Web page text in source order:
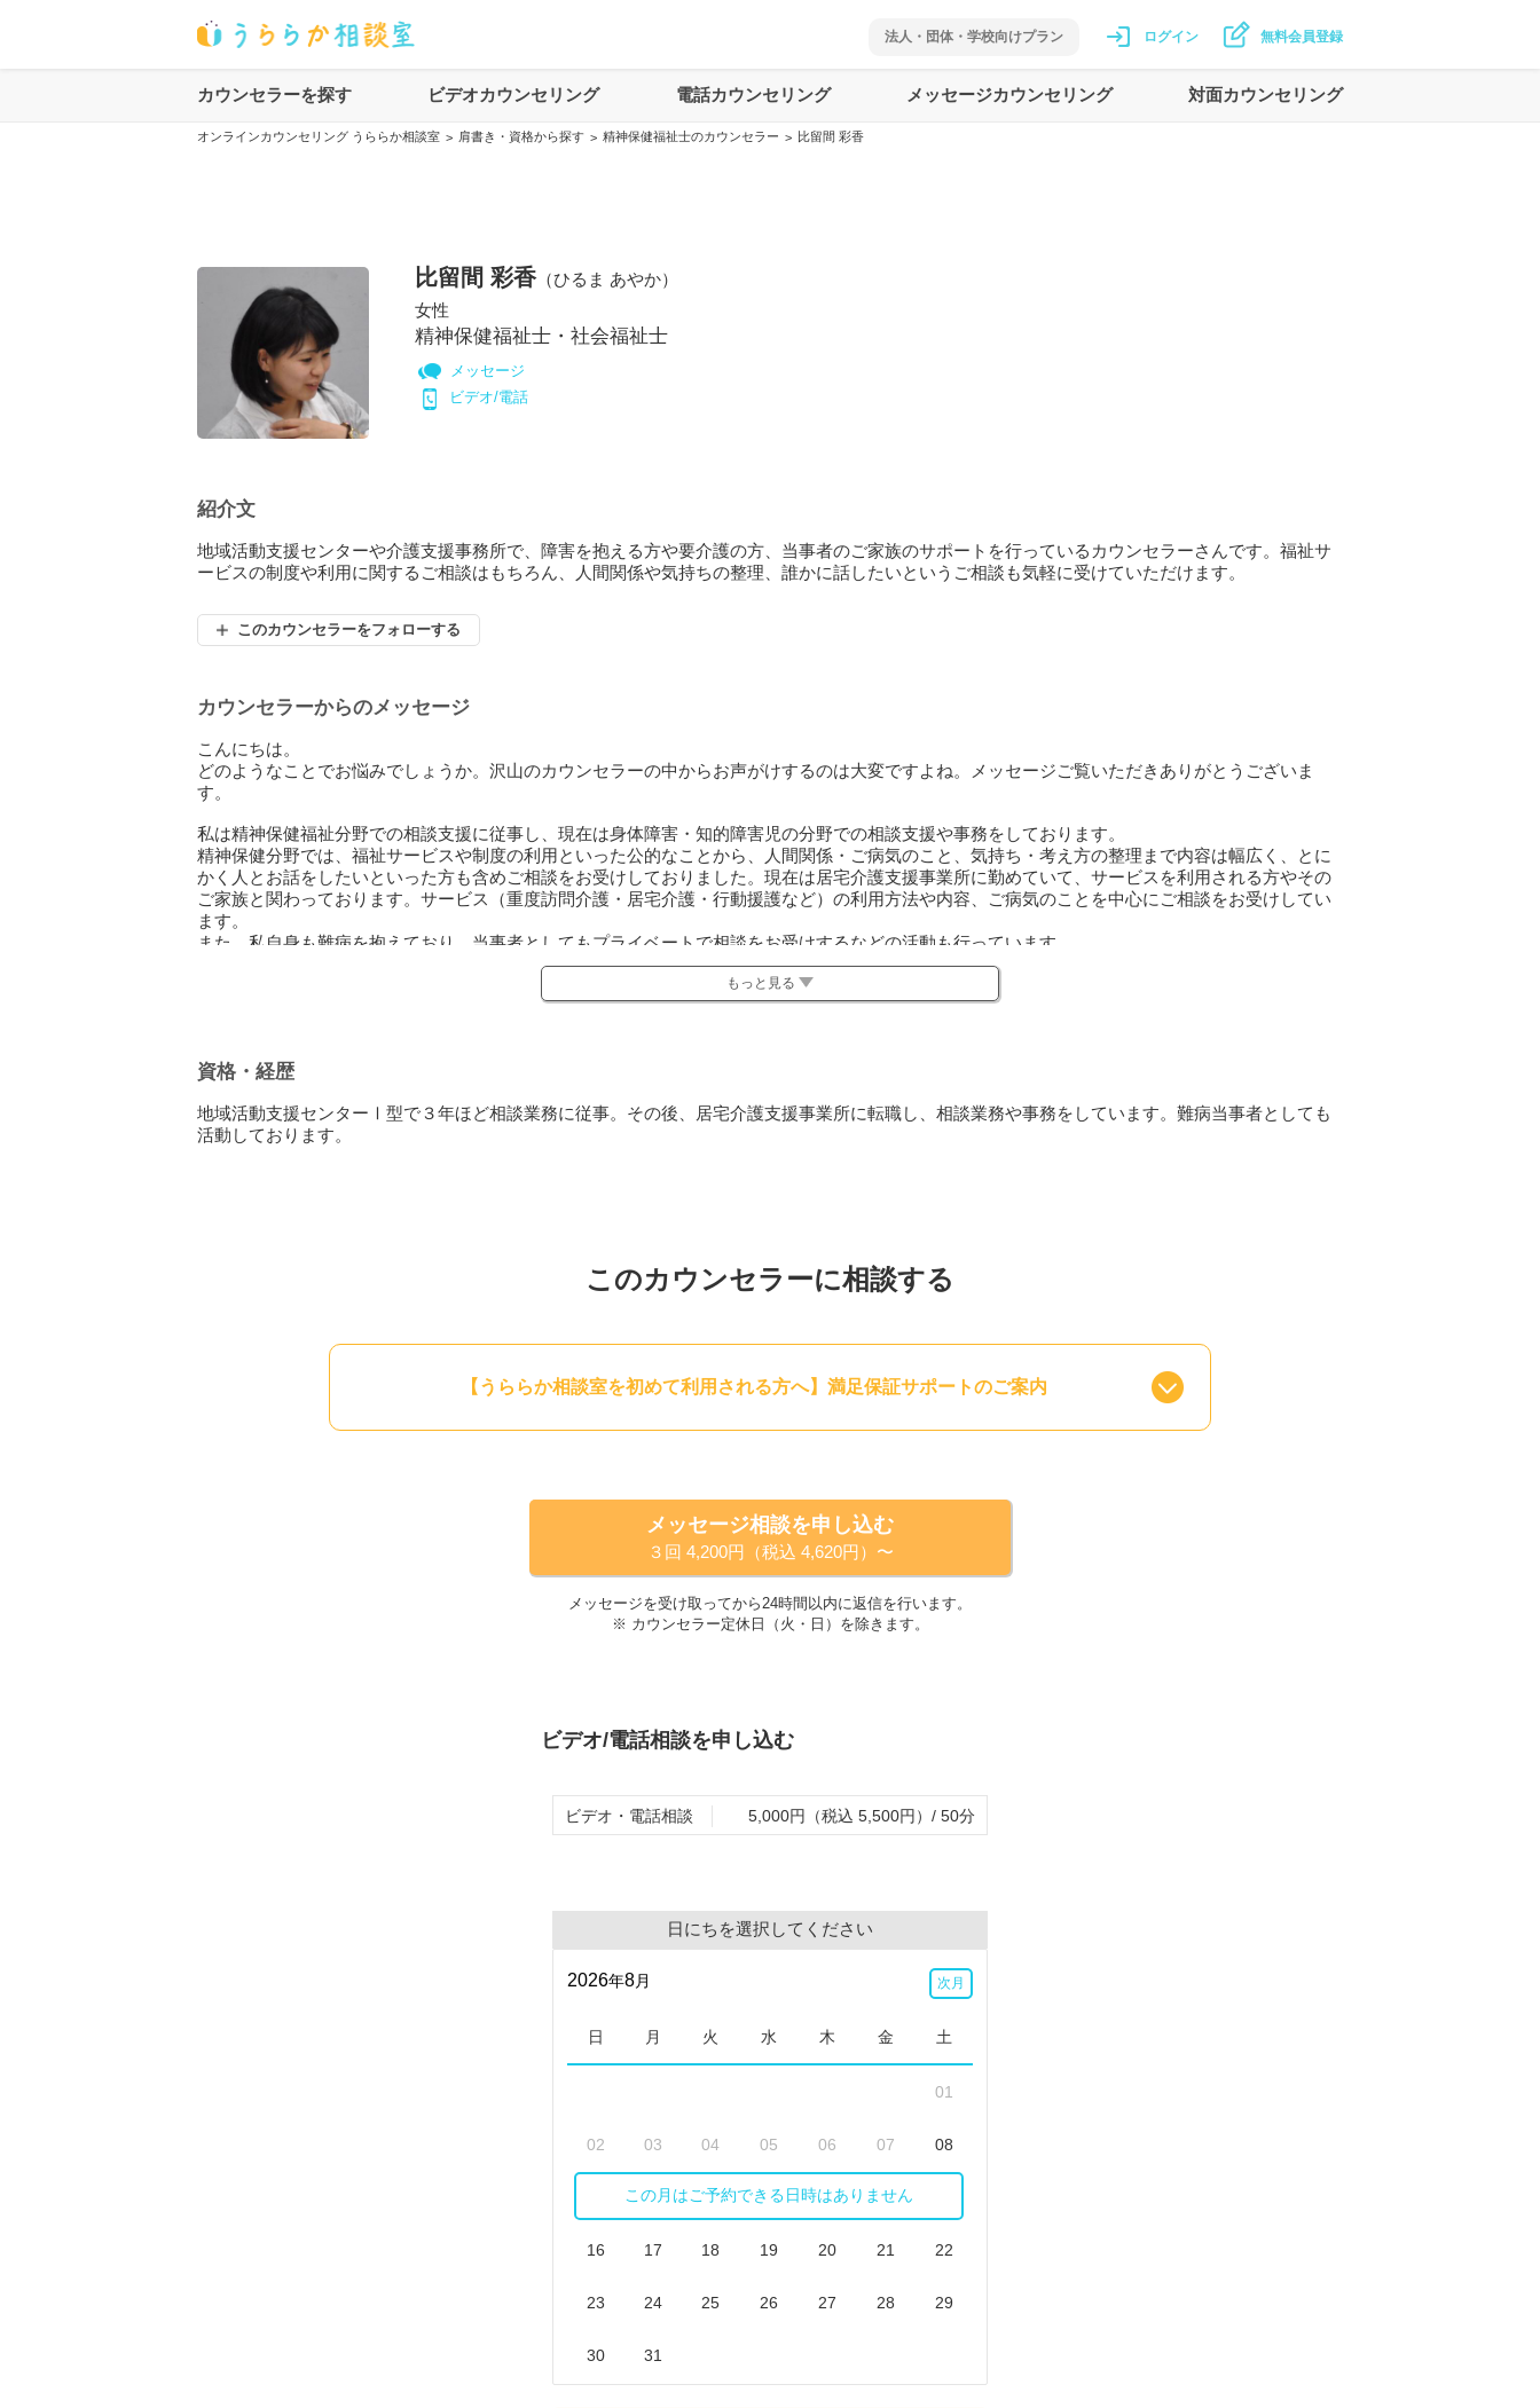
法人・団体・学校向けプラン ログイン 無料会員登録
カウンセラーを探す ビデオカウンセリング 電話カウンセリング メッセージカウンセリング 対面カウンセリング
オンラインカウンセリング うららか相談室 > 肩書き・資格から探す > 精神保健福祉士のカウンセラー > 比留間 彩香
比留間 彩香（ひるま あやか）
女性
精神保健福祉士・社会福祉士
メッセージ
ビデオ/電話
紹介文
地域活動支援センターや介護支援事務所で、障害を抱える方や要介護の方、当事者のご家族のサポートを行っているカウンセラーさんです。福祉サ
ービスの制度や利用に関するご相談はもちろん、人間関係や気持ちの整理、誰かに話したいというご相談も気軽に受けていただけます。
このカウンセラーをフォローする
カウンセラーからのメッセージ
こんにちは。
どのようなことでお悩みでしょうか。沢山のカウンセラーの中からお声がけするのは大変ですよね。メッセージご覧いただきありがとうございま
す。
私は精神保健福祉分野での相談支援に従事し、現在は身体障害・知的障害児の分野での相談支援や事務をしております。
精神保健分野では、福祉サービスや制度の利用といった公的なことから、人間関係・ご病気のこと、気持ち・考え方の整理まで内容は幅広く、とに
かく人とお話をしたいといった方も含めご相談をお受けしておりました。現在は居宅介護支援事業所に勤めていて、サービスを利用される方やその
ご家族と関わっております。サービス（重度訪問介護・居宅介護・行動援護など）の利用方法や内容、ご病気のことを中心にご相談をお受けしてい
ます。
また、私自身も難病を抱えており、当事者としてもプライベートで相談をお受けするなどの活動も行っています。
初めての方はお声がけに悩まれると思いますが、ご参考になれば嬉しいです。
本業がお休みの日にこちらでの活用となりますので、お受けできる日時が少なくなってしまいますが、どうかご理解いただければ幸いです。
もっと見る
資格・経歴
地域活動支援センターⅠ型で３年ほど相談業務に従事。その後、居宅介護支援事業所に転職し、相談業務や事務をしています。難病当事者としても
活動しております。
このカウンセラーに相談する
【うららか相談室を初めて利用される方へ】満足保証サポートのご案内
メッセージ相談を申し込む
３回 4,200円（税込 4,620円）〜
メッセージを受け取ってから24時間以内に返信を行います。
※ カウンセラー定休日（ 火・日 ）を除きます。
ビデオ/電話相談を申し込む
ビデオ・電話相談 5,000円（税込 5,500円）/ 50分
日にちを選択してください
2026年8月 次月
日 月 火 水 木 金 土
01
02 03 04 05 06 07 08
10 11 12 13 14
16 17 18 19 20 21 22
23 24 25 26 27 28 29
30 31
この月はご予約できる日時はありません